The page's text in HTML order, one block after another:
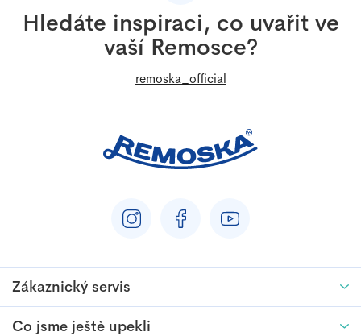
Hledáte inspiraci, co uvařit ve
vaší Remosce?
remoska_official
Zákaznický servis
Co jsme ještě upekli